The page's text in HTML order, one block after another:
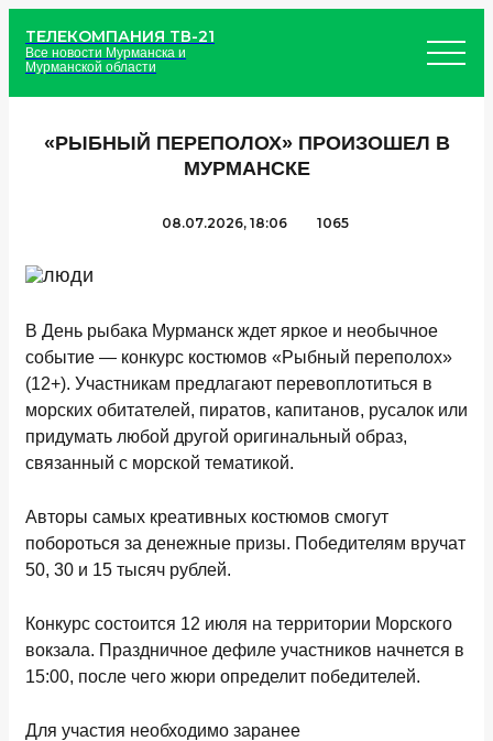
ТЕЛЕКОМПАНИЯ ТВ-21
Все новости Мурманска и
Мурманской области
«РЫБНЫЙ ПЕРЕПОЛОХ» ПРОИЗОШЕЛ В
МУРМАНСКЕ
08.07.2026, 18:06 1065
В День рыбака Мурманск ждет яркое и необычное
событие — конкурс костюмов «Рыбный переполох»
(12+). Участникам предлагают перевоплотиться в
морских обитателей, пиратов, капитанов, русалок или
придумать любой другой оригинальный образ,
связанный с морской тематикой.
Авторы самых креативных костюмов смогут
побороться за денежные призы. Победителям вручат
50, 30 и 15 тысяч рублей.
Конкурс состоится 12 июля на территории Морского
вокзала. Праздничное дефиле участников начнется в
15:00, после чего жюри определит победителей.
Для участия необходимо заранее